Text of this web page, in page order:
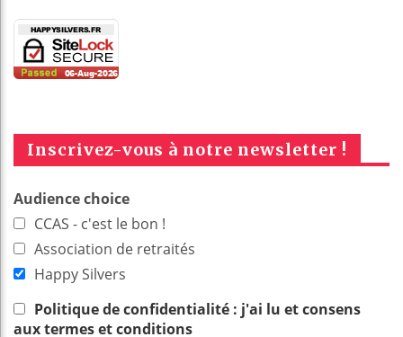
Inscrivez-vous à notre newsletter !
Audience choice
CCAS - c'est le bon !
Association de retraités
Happy Silvers
Politique de confidentialité : j'ai lu et consens
aux termes et conditions